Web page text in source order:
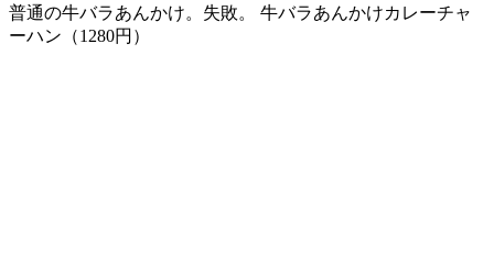
普通の牛バラあんかけ。失敗。 牛バラあんかけカレーチャ
ーハン（1280円）